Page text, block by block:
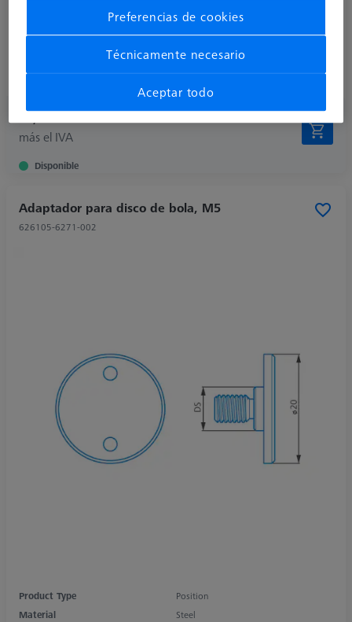
M5
Ø Shaft (DS)
8,0 mm
Connect
Weight
6,0 g
44,40 €
más el IVA
Disponible
Adaptador para disco de bola, M5
626105-6271-002
Product Type
Position
Material
Steel
Preferencias de cookies
Técnicamente necesario
Aceptar todo